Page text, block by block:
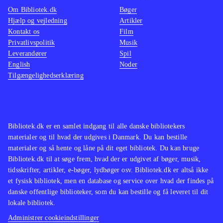
figurer (2 små, 1 stor), en Portal of
Power, byttekort og klistermærker. At
man skal bruge både figurer og
portal, vil uden tvivl besværliggøre
klargøring af dette materiale.
Bibliotek.dk er en samlet indgang til alle danske bibliotekers
materialer og til hvad der udgives i Danmark. Du kan bestille
materialer og så hente og låne på dit eget bibliotek. Du kan bruge
Bibliotek.dk til at søge frem, hvad der er udgivet af bøger, musik,
tidsskrifter, artikler, e-bøger, lydbøger osv. Bibliotek.dk er altså ikke
et fysisk bibliotek, men en database og service over hvad der findes på
danske offentlige biblioteker, som du kan bestille og få leveret til dit
lokale bibliotek.
Administrer cookieindstillinger
Om Bibliotek.dk
Hjælp og vejledning
Kontakt os
Privatlivspolitik
Leverandører
English
Tilgængelighedserklæring
Bøger
Artikler
Film
Musik
Spil
Noder